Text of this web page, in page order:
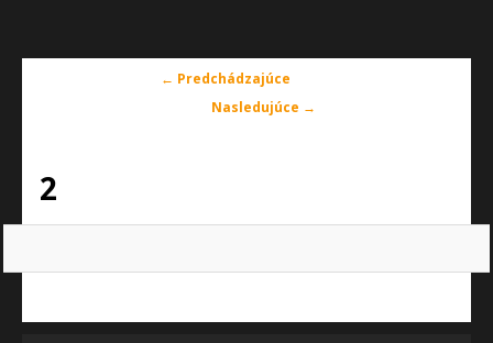
Navigácia
← Predchádzajúce
Nasledujúce →
2